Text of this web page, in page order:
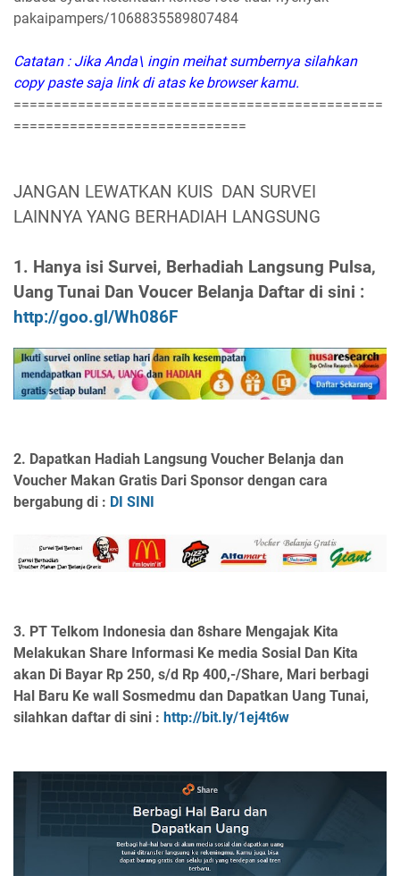
pakaipampers/1068835589807484
Catatan : Jika Anda\ ingin meihat sumbernya silahkan
copy paste saja link di atas ke browser kamu.
==============================================
=============================
JANGAN LEWATKAN KUIS DAN SURVEI
LAINNYA YANG BERHADIAH LANGSUNG
1. Hanya isi Survei, Berhadiah Langsung Pulsa,
Uang Tunai Dan Voucer Belanja Daftar di sini :
http://goo.gl/Wh086F
2. Dapatkan Hadiah Langsung Voucher Belanja dan
Voucher Makan Gratis Dari Sponsor dengan cara
bergabung di : DI SINI
3. PT Telkom Indonesia dan 8share Mengajak Kita
Melakukan Share Informasi Ke media Sosial Dan Kita
akan Di Bayar Rp 250, s/d Rp 400,-/Share, Mari berbagi
Hal Baru Ke wall Sosmedmu dan Dapatkan Uang Tunai,
silahkan daftar di sini : http://bit.ly/1ej4t6w